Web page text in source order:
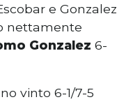
e Gonzalez
nettamente
Gonzalez 6-
vinto 6-1/7-5